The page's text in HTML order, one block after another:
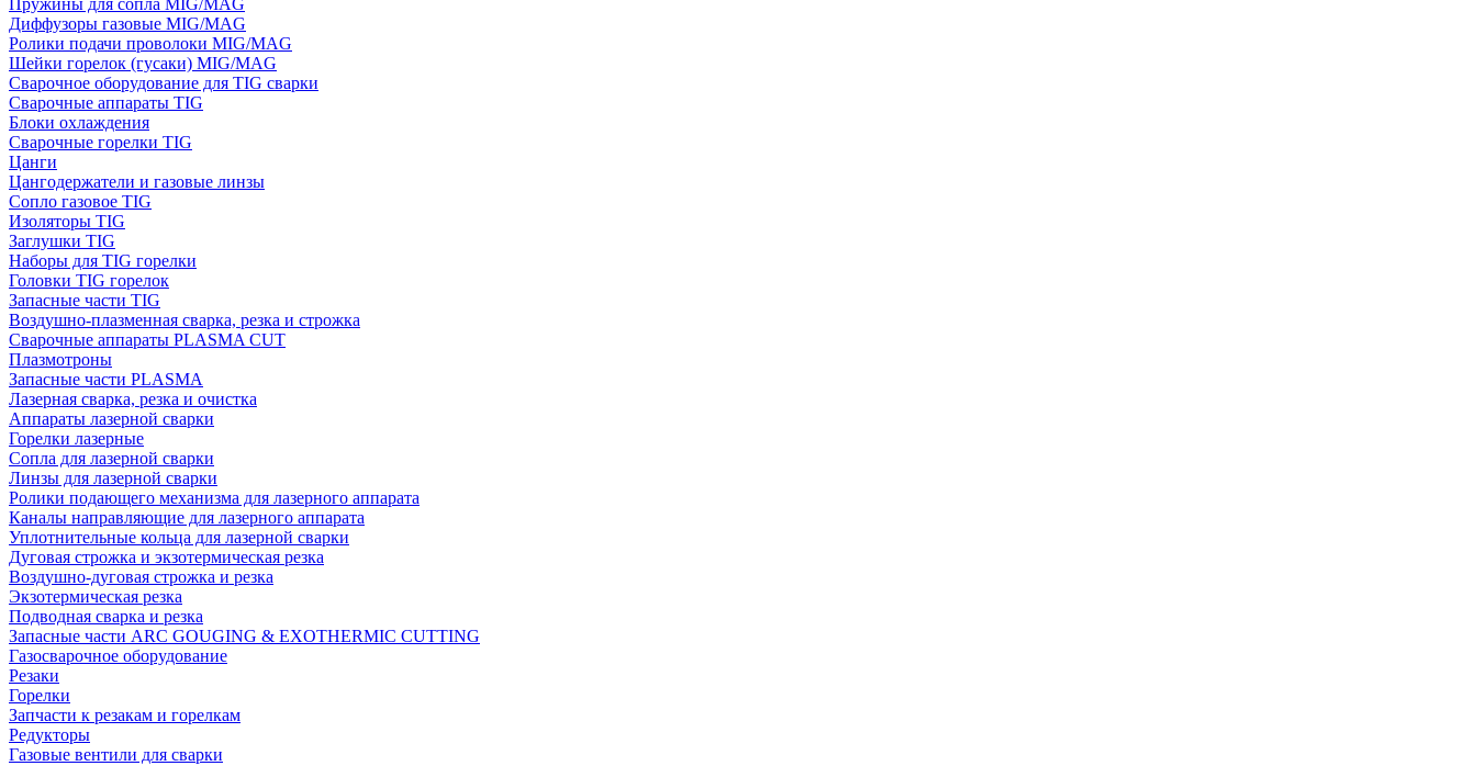
Пружины для сопла MIG/MAG
Диффузоры газовые MIG/MAG
Ролики подачи проволоки MIG/MAG
Шейки горелок (гусаки) MIG/MAG
Сварочное оборудование для TIG сварки
Сварочные аппараты TIG
Блоки охлаждения
Сварочные горелки TIG
Цанги
Цангодержатели и газовые линзы
Сопло газовое TIG
Изоляторы TIG
Заглушки TIG
Наборы для TIG горелки
Головки TIG горелок
Запасные части TIG
Воздушно-плазменная сварка, резка и строжка
Сварочные аппараты PLASMA CUT
Плазмотроны
Запасные части PLASMA
Лазерная сварка, резка и очистка
Аппараты лазерной сварки
Горелки лазерные
Сопла для лазерной сварки
Линзы для лазерной сварки
Ролики подающего механизма для лазерного аппарата
Каналы направляющие для лазерного аппарата
Уплотнительные кольца для лазерной сварки
Дуговая строжка и экзотермическая резка
Воздушно-дуговая строжка и резка
Экзотермическая резка
Подводная сварка и резка
Запасные части ARC GOUGING & EXOTHERMIC CUTTING
Газосварочное оборудование
Резаки
Горелки
Запчасти к резакам и горелкам
Редукторы
Газовые вентили для сварки